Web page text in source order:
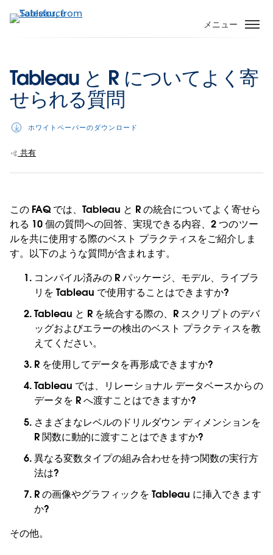
イ
メニュー
Tableau と R についてよく寄
せられる質問
ホワイトペーパーのダウンロード
共有
この FAQ では、Tableau と R の統合についてよく寄せら
れる 10 個の質問への回答、実現できる内容、2 つのツー
ルを共に使用する際のベスト プラクティスをご紹介しま
す。以下のような質問が含まれます。
コンパイル済みの R パッケージ、モデル、ライブラ
リを Tableau で使用することはできますか?
Tableau と R を統合する際の、R スクリプトのデバ
ッグおよびエラーの検出のベスト プラクティスを教
えてください。
R を使用してデータを再形成できますか?
Tableau では、リレーショナル データベースからの
データを R へ渡すことはできますか?
さまざまなレベルのドリルダウン ディメンションを
R 関数に動的に渡すことはできますか?
異なる変数タイプの組み合わせを持つ関数の実行方
法は?
R の画像やグラフィックを Tableau に挿入できます
か?
その他。